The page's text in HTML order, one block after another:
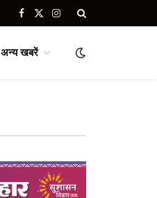
Facebook
X
Instagram
अन्य खबरें